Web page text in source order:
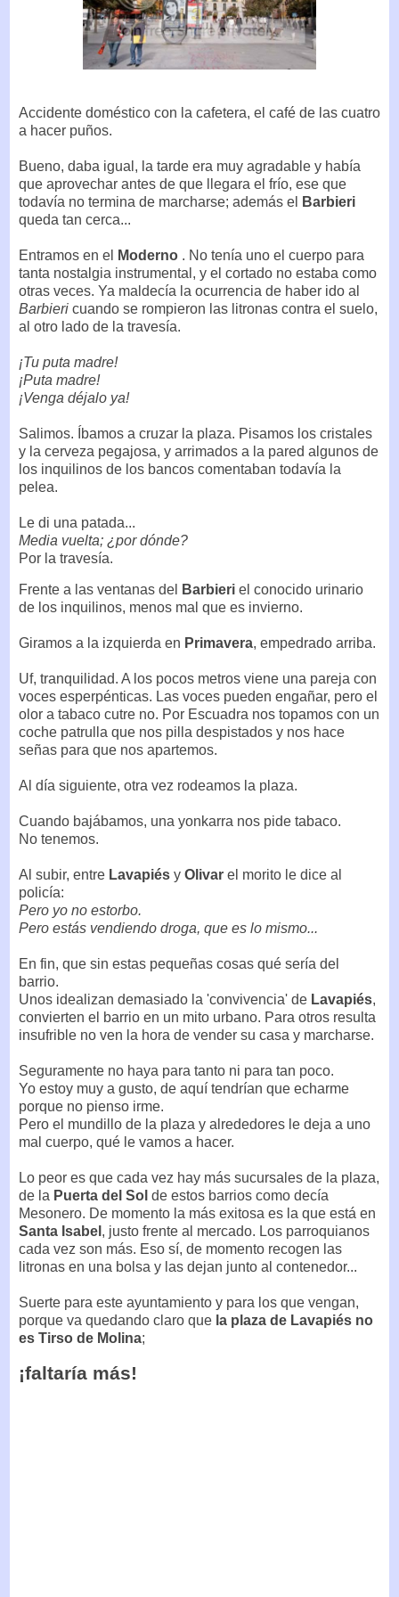
Accidente doméstico con la cafetera, el café de las cuatro
a hacer puños.
Bueno, daba igual, la tarde era muy agradable y había
que aprovechar antes de que llegara el frío, ese que
todavía no termina de marcharse; además el
Barbieri
queda tan cerca...
Entramos en el Moderno . No tenía uno el cuerpo para
tanta nostalgia instrumental, y el cortado no estaba como
otras veces. Ya maldecía la ocurrencia de haber ido al
Barbieri cuando se rompieron las litronas contra el suelo,
al otro lado de la travesía.
¡Tu puta madre!
¡Puta madre!
¡Venga déjalo ya!
Salimos. Íbamos a cruzar la plaza. Pisamos los cristales
y la cerveza pegajosa, y arrimados a la pared algunos de
los inquilinos de los bancos comentaban todavía la
pelea.
Le di una patada...
Media vuelta; ¿por dónde?
Por la travesía.
Frente a las ventanas del Barbieri el conocido urinario
de los inquilinos, menos mal que es invierno.
Giramos a la izquierda en Primavera, empedrado arriba.
Uf, tranquilidad. A los pocos metros viene una pareja con
voces esperpénticas. Las voces pueden engañar, pero el
olor a tabaco cutre no. Por Escuadra nos topamos con un
coche patrulla que nos pilla despistados y nos hace
señas para que nos apartemos.
Al día siguiente, otra vez rodeamos la plaza.
Cuando bajábamos, una yonkarra nos pide tabaco.
No tenemos.
Al subir, entre Lavapiés y Olivar el morito le dice al
policía:
Pero yo no estorbo.
Pero estás vendiendo droga, que es lo mismo...
En fin, que sin estas pequeñas cosas qué sería del
barrio.
Unos idealizan demasiado la 'convivencia' de Lavapiés,
convierten el barrio en un mito urbano. Para otros resulta
insufrible no ven la hora de vender su casa y marcharse.
Seguramente no haya para tanto ni para tan poco.
Yo estoy muy a gusto, de aquí tendrían que echarme
porque no pienso irme.
Pero el mundillo de la plaza y alrededores le deja a uno
mal cuerpo, qué le vamos a hacer.
Lo peor es que cada vez hay más sucursales de la plaza,
de la Puerta del Sol de estos barrios como decía
Mesonero. De momento la más exitosa es la que está en
Santa Isabel , justo frente al mercado. Los parroquianos
cada vez son más. Eso sí, de momento recogen las
litronas en una bolsa y las dejan junto al contenedor...
Suerte para este ayuntamiento y para los que vengan,
porque va quedando claro que la plaza de Lavapiés no
es Tirso de Molina;
¡faltaría más!